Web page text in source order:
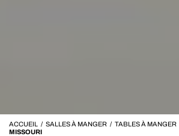
ACCUEIL / SALLES À MANGER / TABLES À MANGER
MISSOURI